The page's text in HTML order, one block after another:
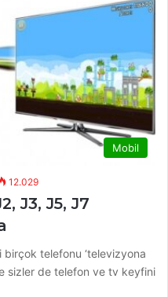
Mobil
12.029
J3, J5, J7
birçok telefonu ‘televizyona
sizler de telefon ve tv keyfini